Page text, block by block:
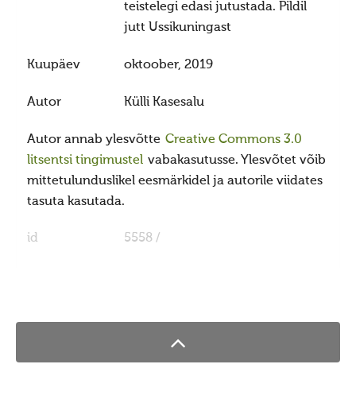
Maarahva pyhad
Kõik pyhad
Sydakuu
teistelegi edasi jutustada. Pildil
jutt Ussikuningast
Kuupäev oktoober, 2019
Autor Külli Kasesalu
Autor annab ylesvõtte Creative Commons 3.0
litsentsi tingimustel vabakasutusse. Ylesvõtet võib
mittetulunduslikel eesmärkidel ja autorile viidates
tasuta kasutada.
id 5558 /